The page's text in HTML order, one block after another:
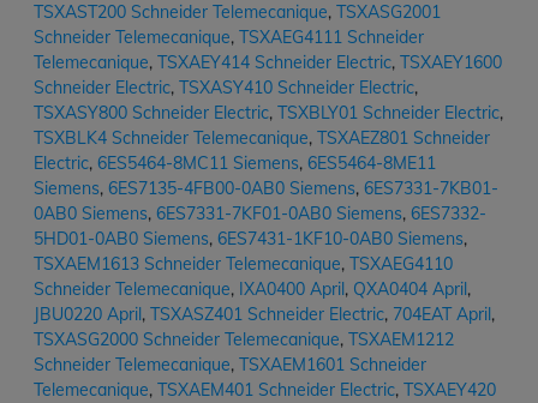
TSXAST200 Schneider Telemecanique, TSXASG2001
Schneider Telemecanique, TSXAEG4111 Schneider
Telemecanique, TSXAEY414 Schneider Electric, TSXAEY1600
Schneider Electric, TSXASY410 Schneider Electric,
TSXASY800 Schneider Electric, TSXBLY01 Schneider Electric,
TSXBLK4 Schneider Telemecanique, TSXAEZ801 Schneider
Electric, 6ES5464-8MC11 Siemens, 6ES5464-8ME11
Siemens, 6ES7135-4FB00-0AB0 Siemens, 6ES7331-7KB01-
0AB0 Siemens, 6ES7331-7KF01-0AB0 Siemens, 6ES7332-
5HD01-0AB0 Siemens, 6ES7431-1KF10-0AB0 Siemens,
TSXAEM1613 Schneider Telemecanique, TSXAEG4110
Schneider Telemecanique, IXA0400 April, QXA0404 April,
JBU0220 April, TSXASZ401 Schneider Electric, 704EAT April,
TSXASG2000 Schneider Telemecanique, TSXAEM1212
Schneider Telemecanique, TSXAEM1601 Schneider
Telemecanique, TSXAEM401 Schneider Electric, TSXAEY420